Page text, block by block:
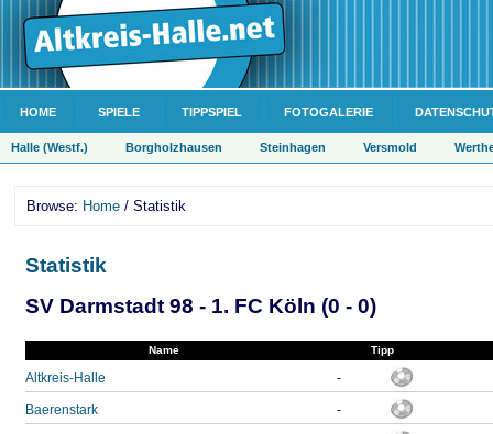
HOME SPIELE TIPPSPIEL FOTOGALERIE
Halle (Westf.) Borgholzhausen Steinhagen Versmold
Browse: Home / Statistik
Statistik
SV Darmstadt 98 - 1. FC Köln (0 - 0)
Name Tipp
Altkreis-Halle -
Baerenstark -